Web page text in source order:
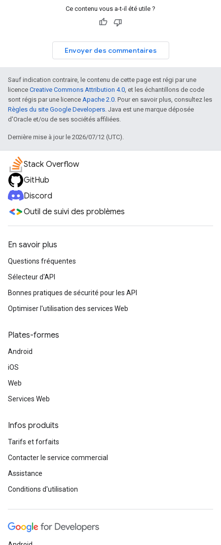
Ce contenu vous a-t-il été utile ?
Envoyer des commentaires
Sauf indication contraire, le contenu de cette page est régi par une
licence Creative Commons Attribution 4.0, et les échantillons de code
sont régis par une licence Apache 2.0. Pour en savoir plus, consultez les
Règles du site Google Developers. Java est une marque déposée
d'Oracle et/ou de ses sociétés affiliées.
Dernière mise à jour le 2026/07/12 (UTC).
Stack Overflow
GitHub
Discord
Outil de suivi des problèmes
En savoir plus
Questions fréquentes
Sélecteur d'API
Bonnes pratiques de sécurité pour les API
Optimiser l'utilisation des services Web
Plates-formes
Android
iOS
Web
Services Web
Infos produits
Tarifs et forfaits
Contacter le service commercial
Assistance
Conditions d'utilisation